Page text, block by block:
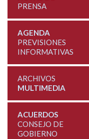
PRENSA
AGENDA
PREVISIONES
INFORMATIVAS
ARCHIVOS
MULTIMEDIA
ACUERDOS
CONSEJO DE
GOBIERNO